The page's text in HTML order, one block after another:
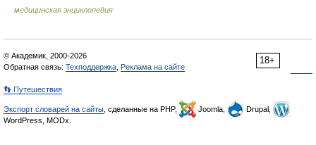
медицинская энциклопедия
18+
© Академик, 2000-2026
Обратная связь: Техподдержка Реклама на сайте
👣 Путешествия
Экспорт словарей на сайты , сделанные на PHP, Joomla,
Drupal,
WordPress, MODx.